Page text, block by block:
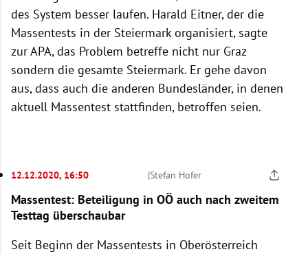
des System besser laufen. Harald Eitner, der die
Massentests in der Steiermark organisiert, sagte
zur APA, das Problem betreffe nicht nur Graz
sondern die gesamte Steiermark. Er gehe davon
aus, dass auch die anderen Bundesländer, in denen
aktuell Massentest stattfinden, betroffen seien.
12.12.2020, 16:50 |Stefan Hofer
Massentest: Beteiligung in OÖ auch nach zweitem
Testtag überschaubar
Seit Beginn der Massentests in Oberösterreich